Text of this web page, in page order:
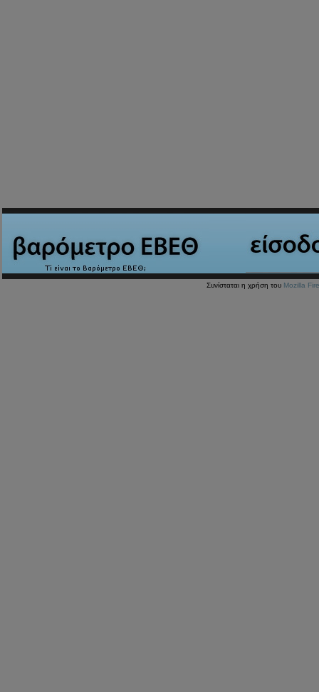
Συνίσταται η χρήση του Mozilla